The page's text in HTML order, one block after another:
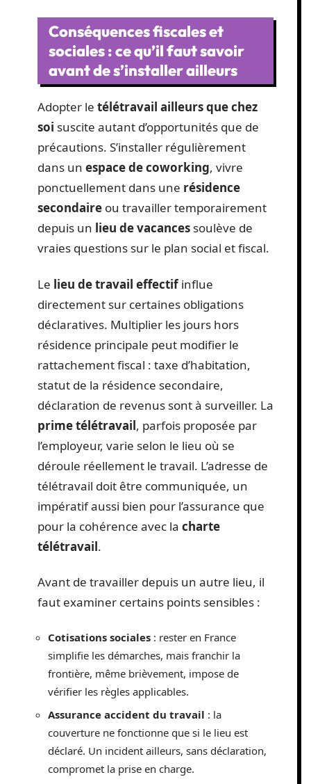
Conséquences fiscales et
sociales : ce qu’il faut savoir
avant de s’installer ailleurs
Adopter le télétravail ailleurs que chez
soi suscite autant d’opportunités que de
précautions. S’installer régulièrement
dans un espace de coworking, vivre
ponctuellement dans une résidence
secondaire ou travailler temporairement
depuis un lieu de vacances soulève de
vraies questions sur le plan social et fiscal.
Le lieu de travail effectifinflue
directement sur certaines obligations
déclaratives. Multiplier les jours hors
résidence principale peut modifier le
rattachement fiscal : taxe d’habitation,
statut de la résidence secondaire,
déclaration de revenus sont à surveiller. La
prime télétravail, parfois proposée par
l’employeur, varie selon le lieu où se
déroule réellement le travail. L’adresse de
télétravail doit être communiquée, un
impératif aussi bien pour l’assurance que
pour la cohérence avec la charte
télétravail.
Avant de travailler depuis un autre lieu, il
faut examiner certains points sensibles :
Cotisations sociales : rester en France
simplifie les démarches, mais franchir la
frontière, même brièvement, impose de
vérifier les règles applicables.
Assurance accident du travail : la
couverture ne fonctionne que si le lieu est
déclaré. Un incident ailleurs, sans déclaration,
compromet la prise en charge.